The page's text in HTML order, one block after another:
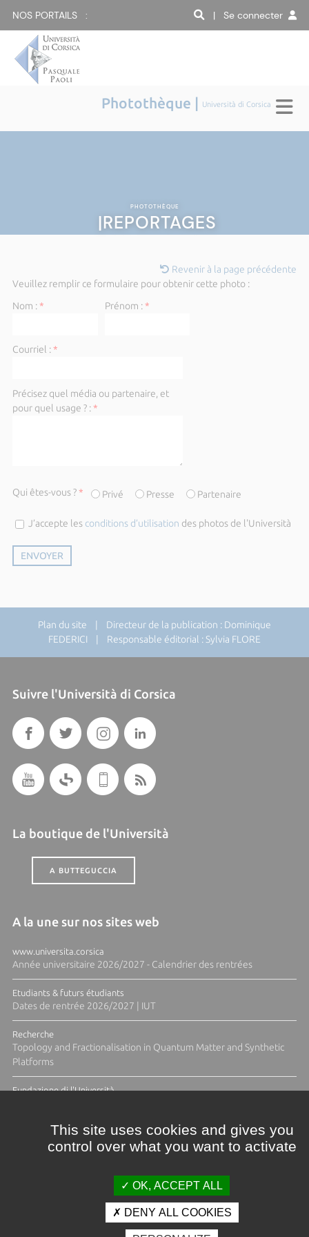
NOS PORTAILS : | Se connecter
Photothèque | Università di Corsica
PHOTOTHÈQUE
|REPORTAGES
Revenir à la page précédente
Veuillez remplir ce formulaire pour obtenir cette photo :
Nom :* Prénom :*
Courriel :*
Précisez quel média ou partenaire, et
pour quel usage ? :*
Qui êtes-vous ?* Privé Presse Partenaire
J’accepte les conditions d’utilisation des photos de l'Università
Plan du site | Directeur de la publication : Dominique
FEDERICI | Responsable éditorial : Sylvia FLORE
Suivre l'Università di Corsica
La boutique de l'Università
A BUTTEGUCCIA
A la une sur nos sites web
www.universita.corsica
Année universitaire 2026/2027 - Calendrier des rentrées
Etudiants & futurs étudiants
Dates de rentrée 2026/2027 | IUT
Recherche
Topology and Fractionalisation in Quantum Matter and Synthetic
Platforms
Fundazione di l'Università
Crédits et mentions légales
This site uses cookies and gives you
control over what you want to activate
OK, ACCEPT ALL
DENY ALL COOKIES